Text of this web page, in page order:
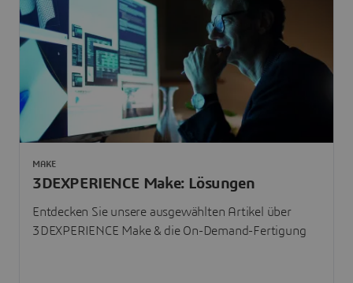
3DEXPERIENCE Make: Lösungen
Entdecken Sie unsere ausgewählten Artikel über
3DEXPERIENCE Make & die On-Demand-Fertigung
MAKE